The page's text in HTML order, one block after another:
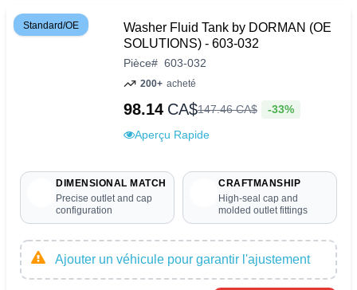
Standard/OE
Washer Fluid Tank by DORMAN (OE
SOLUTIONS) - 603-032
Pièce# 603-032
200+ acheté
98.14 CA$147.46CA$ -33%
Aperçu Rapide
DIMENSIONAL MATCH
Precise outlet and cap
configuration
CRAFTMANSHIP
High-seal cap and
molded outlet fittings
Ajouter un véhicule pour garantir l'ajustement